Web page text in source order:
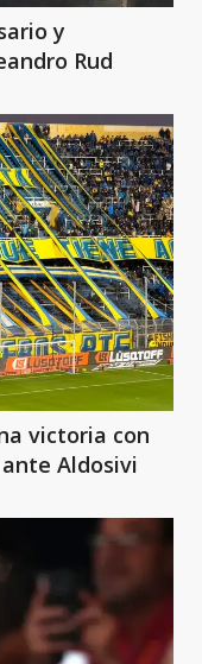
y
Rud
victoria con
Aldosivi